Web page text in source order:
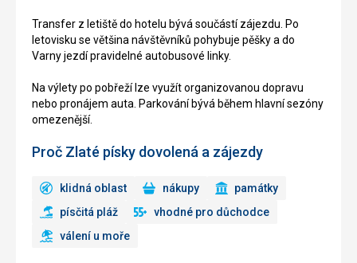
Transfer z letiště do hotelu bývá součástí zájezdu. Po
letovisku se většina návštěvníků pohybuje pěšky a do
Varny jezdí pravidelné autobusové linky.
Na výlety po pobřeží lze využít organizovanou dopravu
nebo pronájem auta. Parkování bývá během hlavní sezóny
omezenější.
Proč Zlaté písky dovolená a zájezdy
klidná oblast nákupy
památky
písčitá pláž
vhodné pro důchodce
válení u moře